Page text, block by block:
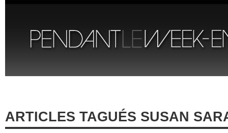
ARTICLES TAGUÉS SUSAN